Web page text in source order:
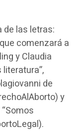
de las letras:
comenzará a
y Claudia
de
y